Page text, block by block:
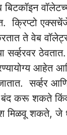
क्रिप्टो
ते वेब
सर्व्हरवर
आहेत
जातात. सर्व्हर
बंद करू शकते
मिळवू शकते, जे